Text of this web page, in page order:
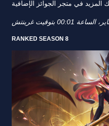
RANKED SEASON 8